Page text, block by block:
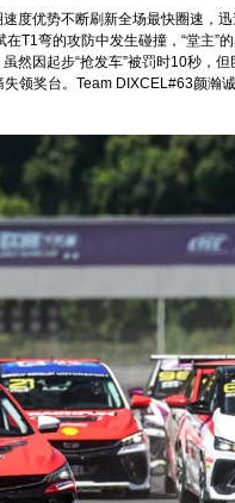
度优势不断刷新全场最快圈速，
T1弯的攻防中发生碰撞，“堂主
然因起步“抢发车”被罚时10秒，
领奖台。Team DIXCEL#63颜瀚